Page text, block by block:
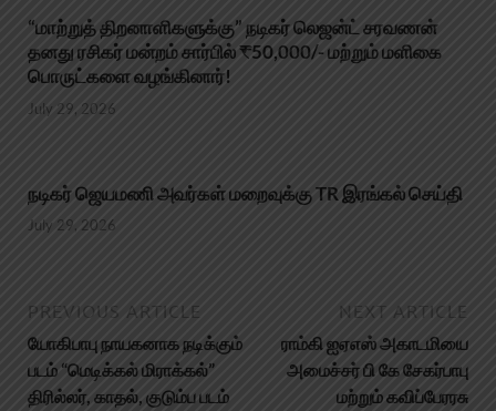
“மாற்றுத் திறனாளிகளுக்கு” நடிகர் லெஜன்ட் சரவணன்
தனது ரசிகர் மன்றம் சார்பில் ₹50,000/- மற்றும் மளிகை
பொருட்களை வழங்கினார்!
July 29, 2026
நடிகர் ஜெயமணி அவர்கள் மறைவுக்கு TR இரங்கல் செய்தி
July 29, 2026
PREVIOUS ARTICLE
யோகிபாபு நாயகனாக நடிக்கும்
படம் “மெடிக்கல் மிராக்கல்”
திரில்லர், காதல், குடும்ப படம்
NEXT ARTICLE
ராம்கி ஐஏஎஸ் அகாடமியை
அமைச்சர் பி கே சேகர்பாபு
மற்றும் கவிப்பேரரசு